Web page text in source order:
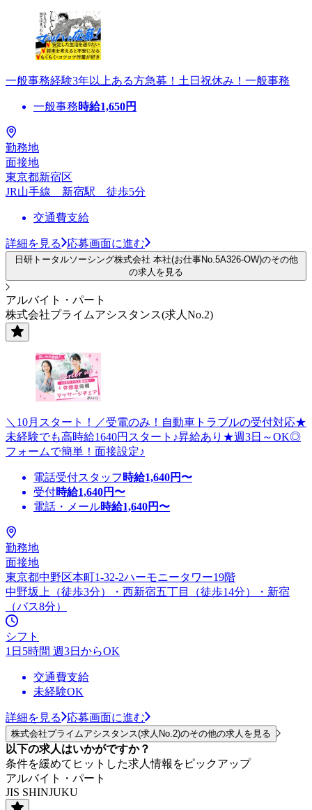
一般事務経験3年以上ある方急募！土日祝休み！一般事務
一般事務時給1,650円
勤務地
面接地
東京都新宿区
JR山手線 新宿駅 徒歩5分
交通費支給
詳細を見る 応募画面に進む
日研トータルソーシング株式会社 本社(お仕事No.5A326-OW)のその他
の求人を見る
アルバイト・パート
株式会社プライムアシスタンス(求人No.2)
＼10月スタート！／受電のみ！自動車トラブルの受付対応★
未経験でも高時給1640円スタート♪昇給あり★週3日～OK◎
フォームで簡単！面接設定♪
電話受付スタッフ 時給1,640円〜
受付時給1,640円〜
電話・メール時給1,640円〜
勤務地
面接地
東京都中野区本町1-32-2ハーモニータワー19階
中野坂上（徒歩3分）・西新宿五丁目（徒歩14分）・新宿
（バス8分）
シフト
1日5時間 週3日からOK
交通費支給
未経験OK
詳細を見る 応募画面に進む
株式会社プライムアシスタンス(求人No.2)のその他の求人を見る
以下の求人はいかがですか？
条件を緩めてヒットした求人情報をピックアップ
アルバイト・パート
JIS SHINJUKU